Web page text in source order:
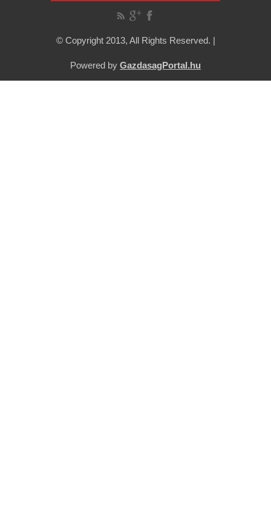
© Copyright 2013, All Rights Reserved. |
Powered by GazdasagPortal.hu